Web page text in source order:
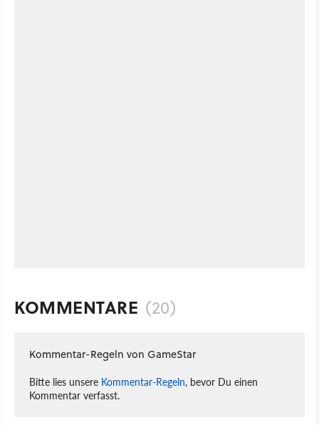
KOMMENTARE (20)
Kommentar-Regeln von GameStar
Bitte lies unsere Kommentar-Regeln, bevor Du einen
Kommentar verfasst.